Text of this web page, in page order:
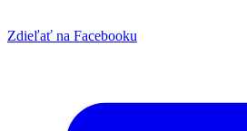
Zdieľať na Facebooku